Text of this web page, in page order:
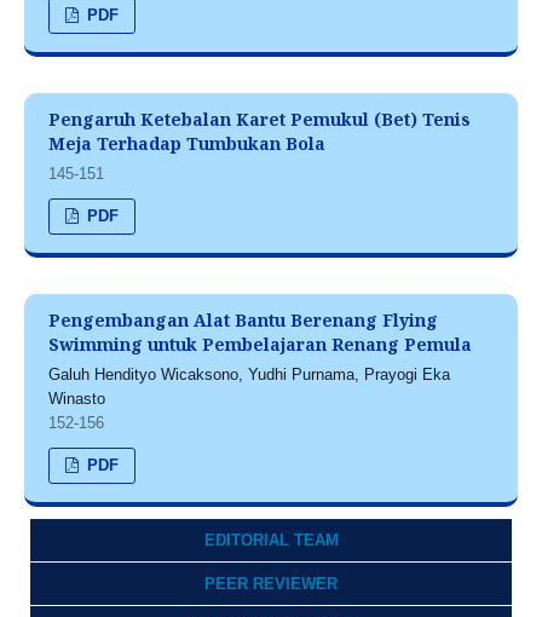
PDF
Pengaruh Ketebalan Karet Pemukul (Bet) Tenis
Meja Terhadap Tumbukan Bola
145-151
PDF
Pengembangan Alat Bantu Berenang Flying
Swimming untuk Pembelajaran Renang Pemula
Galuh Hendityo Wicaksono, Yudhi Purnama, Prayogi Eka
Winasto
152-156
PDF
EDITORIAL TEAM
PEER REVIEWER